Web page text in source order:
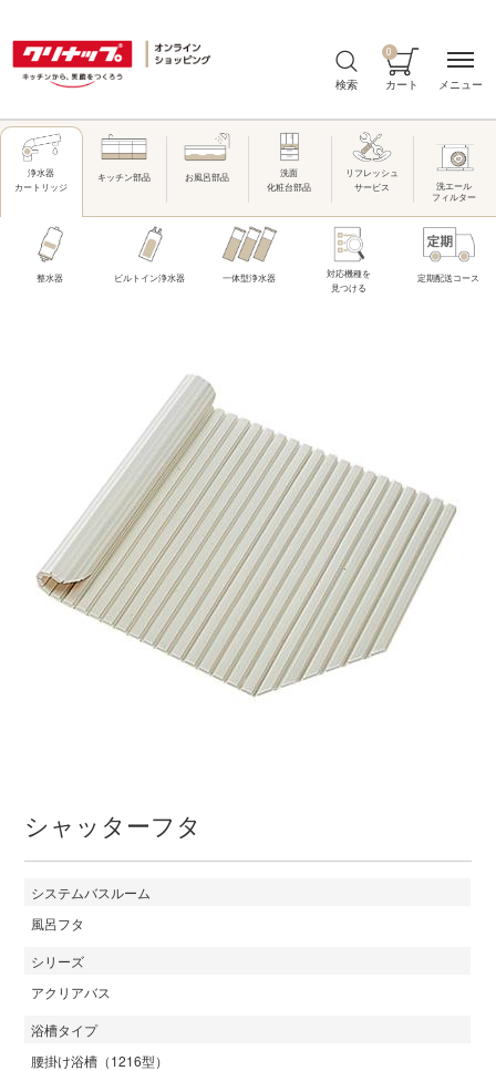
検索 カート
0
浄水器
カートリッジ
キッチン部品 お風呂部品
洗面
化粧台部品
リフレッシュ
サービス
洗エール
フィルター
整水器 ビルトイン浄水器 一体型浄水器
対応機種を
見つける
定期配送コース
シャッターフタ
システムバスルーム
風呂フタ
シリーズ
アクリアバス
浴槽タイプ
腰掛け浴槽（1216型）
メニュー